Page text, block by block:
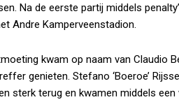
Na de eerste partij middels
Andre Kamperveenstadion.
kwam op naam van Claudio
genieten. Stefano ‘Boeroe’
sterk terug en kwamen middels